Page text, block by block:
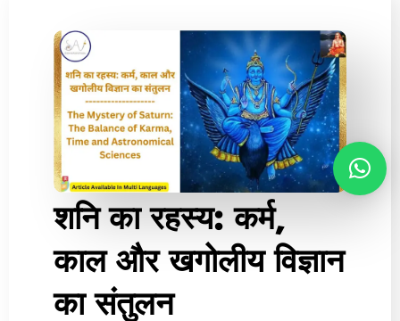
शनि का रहस्य: कर्म,
काल और खगोलीय विज्ञान
का संतुलन